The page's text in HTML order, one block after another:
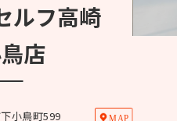
ルフ高崎
店
小鳥町599